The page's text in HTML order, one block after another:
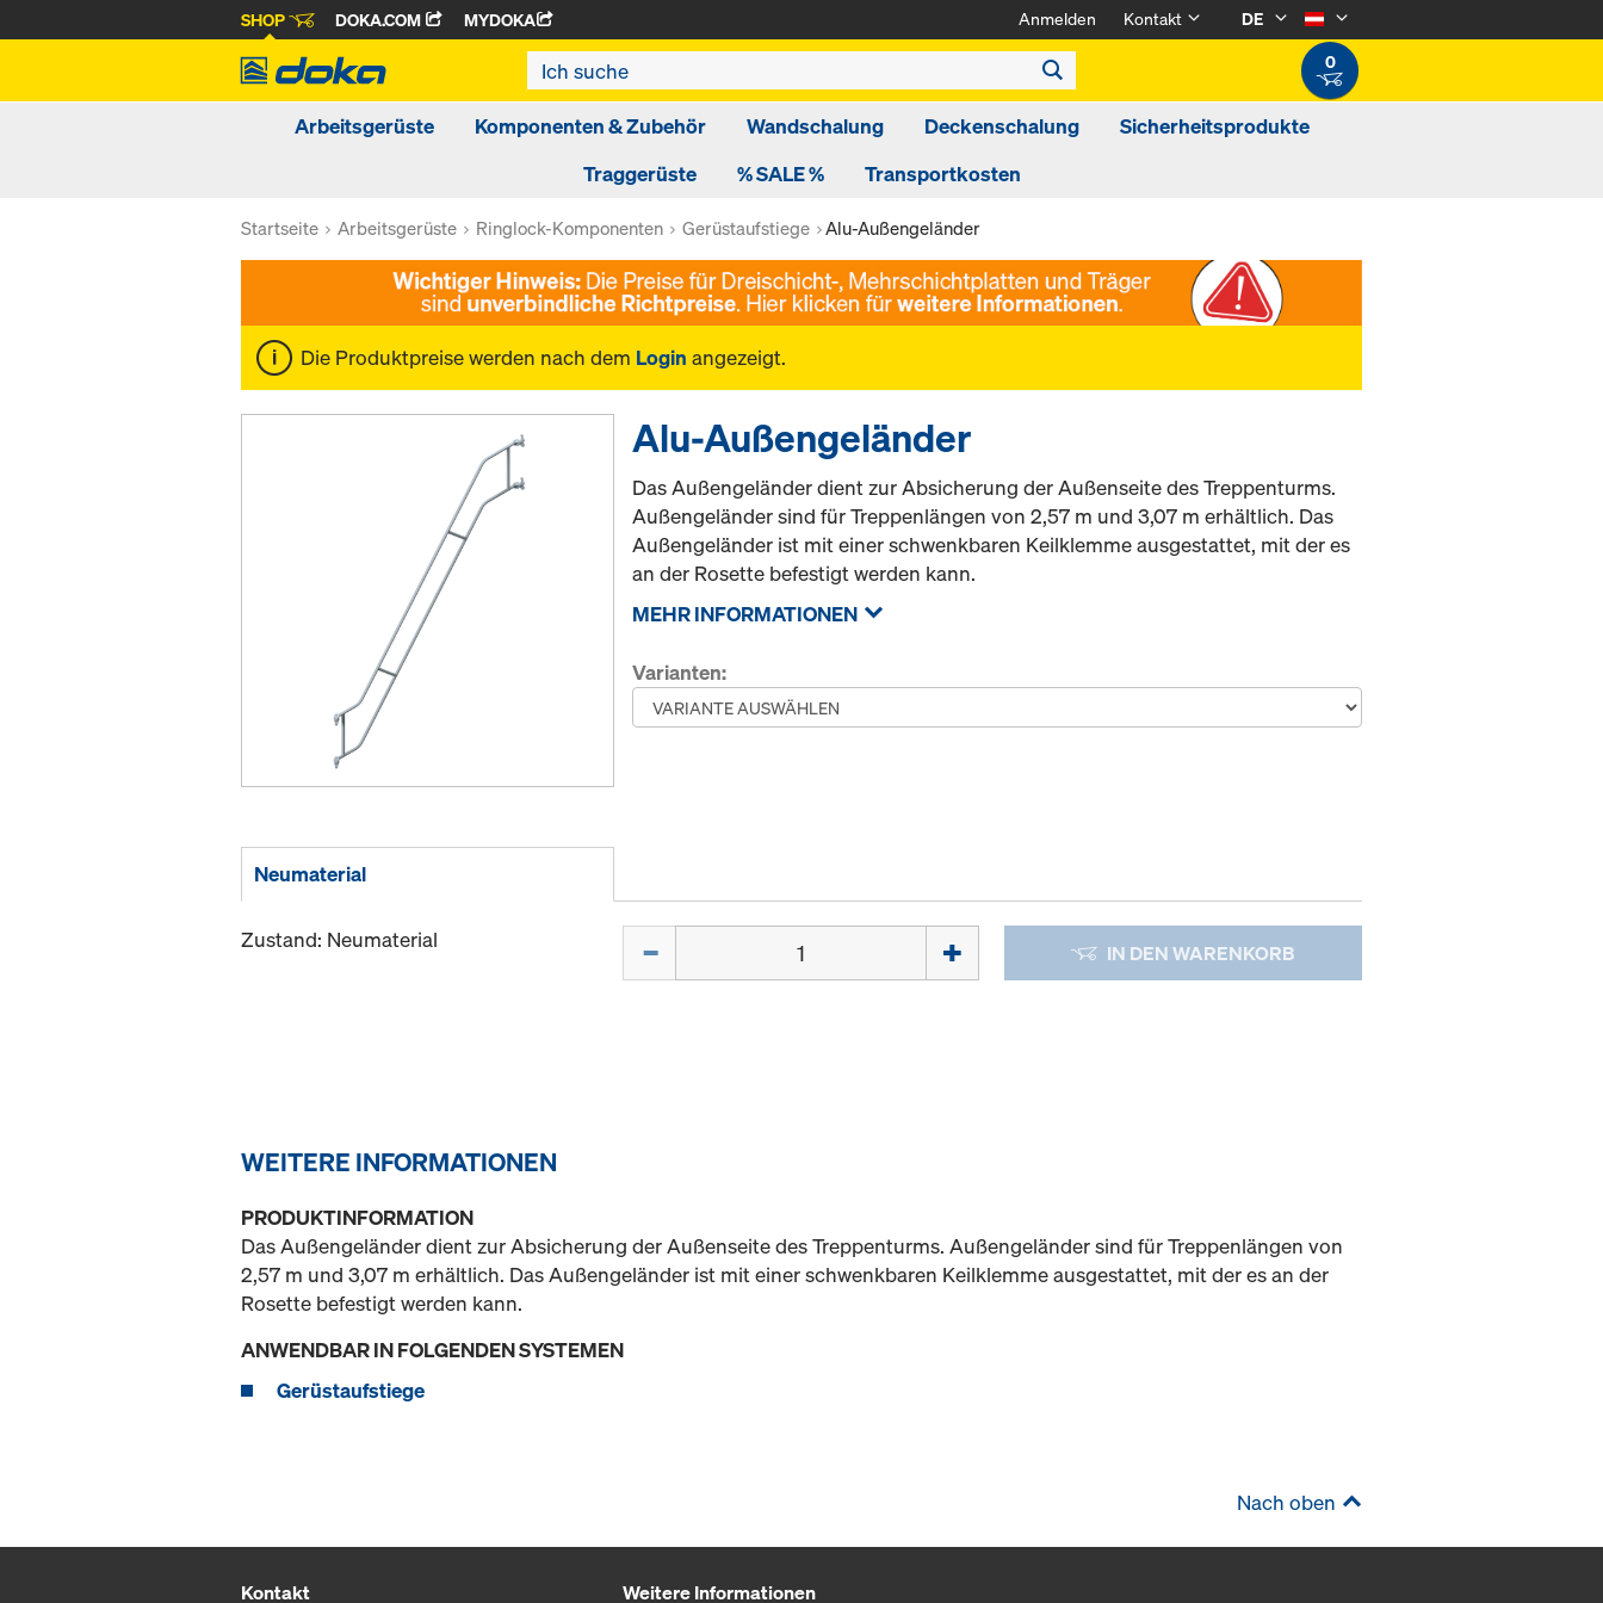
SHOP DOKA.COM MYDOKA Anmelden Kontakt
DE
0
Arbeitsgerüste Komponenten & Zubehör Wandschalung Deckenschalung
Sicherheitsprodukte
Traggerüste
% SALE % Transportkosten
Startseite Arbeitsgerüste Ringlock-Komponenten Gerüstaufstiege Alu-Außengeländer
Die Produktpreise werden nach dem Login angezeigt.
Alu-Außengeländer
Das Außengeländer dient zur Absicherung der Außenseite des Treppenturms.
Außengeländer sind für Treppenlängen von 2,57 m und 3,07 m erhältlich. Das
Außengeländer ist mit einer schwenkbaren Keilklemme ausgestattet, mit der es
an der Rosette befestigt werden kann.
MEHR INFORMATIONEN
Varianten:
Neumaterial
Zustand: Neumaterial IN DEN WARENKORB
WEITERE INFORMATIONEN
PRODUKTINFORMATION
Das Außengeländer dient zur Absicherung der Außenseite des Treppenturms. Außengeländer sind für Treppenlängen von
2,57 m und 3,07 m erhältlich. Das Außengeländer ist mit einer schwenkbaren Keilklemme ausgestattet, mit der es an der
Rosette befestigt werden kann.
ANWENDBAR IN FOLGENDEN SYSTEMEN
Gerüstaufstiege
Nach oben
Kontakt Weitere Informationen